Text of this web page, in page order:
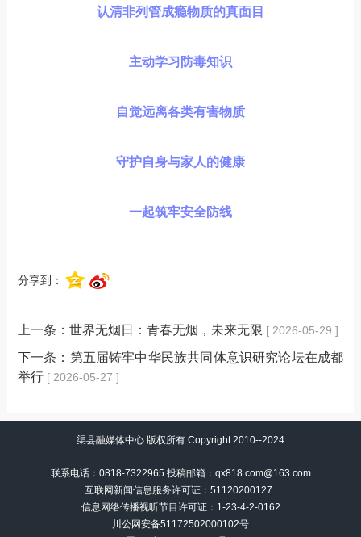
认清非列管成瘾物质的真面目
主动学习防毒知识
自觉远离各类有害物质
守护自身与家人的健康
一起筑牢安全防线
分享到：
上一条： 世界无烟日：青春无烟，未来无限 [ 2026-05-29 ]
下一条： 第五届铸牢中华民族共同体意识研究论坛在成都
举行 [ 2026-05-27 ]
渠县融媒体中心 版权所有 Copyright 2010--2024
联系电话：0818-7322965 投稿邮箱：qx818.com@163.com
互联网新闻信息服务许可证：51120200127
信息网络传播视听节目许可证： 1-23-4-2-0162
川公网安备51172502000102号